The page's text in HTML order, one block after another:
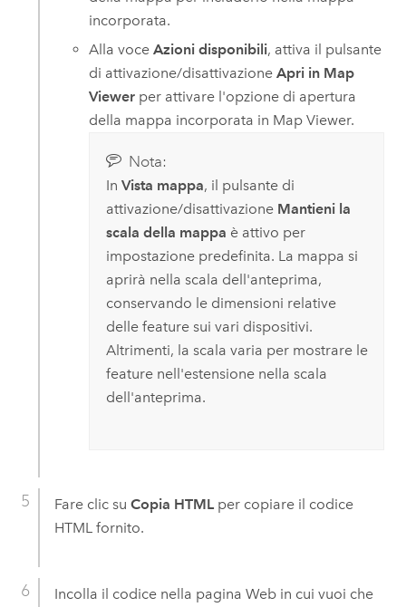
incorporata.
Alla voceAzioni disponibili, attiva il pulsante
di attivazione/disattivazioneApri in Map
Viewer per attivare l'opzione di apertura
della mappa incorporata in Map Viewer.
Nota:
In Vista mappa, il pulsante di
attivazione/disattivazione Mantieni la
scala della mappa è attivo per
impostazione predefinita. La mappa si
aprirà nella scala dell'anteprima,
conservando le dimensioni relative
delle feature sui vari dispositivi.
Altrimenti, la scala varia per mostrare le
feature nell'estensione nella scala
dell'anteprima.
Fare clic su Copia HTMLper copiare il codice
HTML fornito.
Incolla il codice nella pagina Web in cui vuoi che